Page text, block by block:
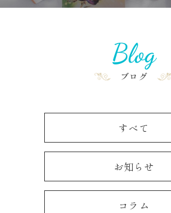
Blog
ブログ
すべて
お知らせ
コラム